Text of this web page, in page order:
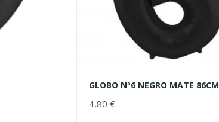
GLOBO Nº6 NEGRO MATE 86CM
4,80 €AÑADIR AL CARRITO